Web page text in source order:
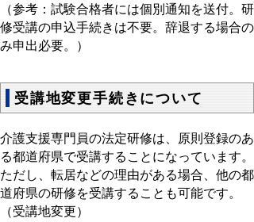
（参考：試験合格者には個別通知を送付。研
修受講の申込手続きは不要。辞退する場合の
み申出必要。）
受講地変更手続きについて
介護支援専門員の法定研修は、原則登録のあ
る都道府県で受講することになっています。
ただし、転居などの理由がある場合、他の都
道府県の研修を受講することも可能です。
（受講地変更）